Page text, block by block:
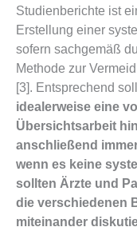
Studienberichte ist
Erstellung einer
sofern sachgemäß
Methode zur
[3]. Entsprechend
idealerweise eine
Übersichtsarbeit
anschließend
wenn es keine
sollten Ärzte und
die verschiedenen
miteinander